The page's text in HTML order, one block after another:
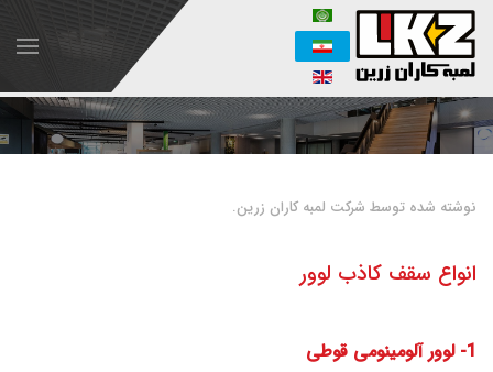
نوشته شده توسط شرکت لمبه کاران زرین.
انواع سقف کاذب لوور
1- لوور آلومینومی قوطی